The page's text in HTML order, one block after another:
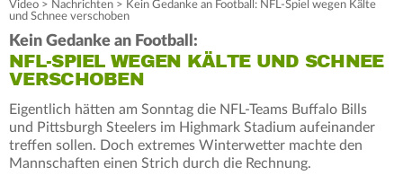
Video > Nachrichten > Kein Gedanke an Football: NFL-Spiel wegen Kälte
und Schnee verschoben
Kein Gedanke an Football:
NFL-SPIEL WEGEN KÄLTE UND SCHNEE
VERSCHOBEN
Eigentlich hätten am Sonntag die NFL-Teams Buffalo Bills
und Pittsburgh Steelers im Highmark Stadium aufeinander
treffen sollen. Doch extremes Winterwetter machte den
Mannschaften einen Strich durch die Rechnung.